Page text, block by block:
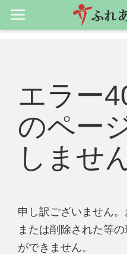
エラー
のペー
しませ
申し訳ございません
または削除された等
ができません。